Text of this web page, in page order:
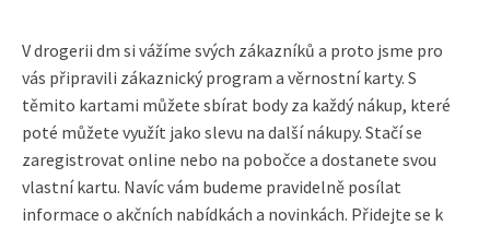
V drogerii dm si vážíme svých zákazníků a proto jsme pro
vás připravili zákaznický program a věrnostní karty. S
těmito kartami můžete sbírat body za každý nákup, které
poté můžete využít jako slevu na další nákupy. Stačí se
zaregistrovat online nebo na pobočce a dostanete svou
vlastní kartu. Navíc vám budeme pravidelně posílat
informace o akčních nabídkách a novinkách. Přidejte se k